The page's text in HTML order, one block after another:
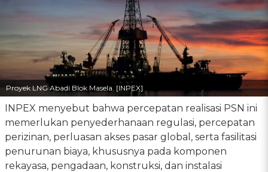
Proyek LNG Abadi Blok Masela. [INPEX]
INPEX menyebut bahwa percepatan realisasi PSN ini
memerlukan penyederhanaan regulasi, percepatan
perizinan, perluasan akses pasar global, serta fasilitasi
penurunan biaya, khususnya pada komponen
rekayasa, pengadaan, konstruksi, dan instalasi